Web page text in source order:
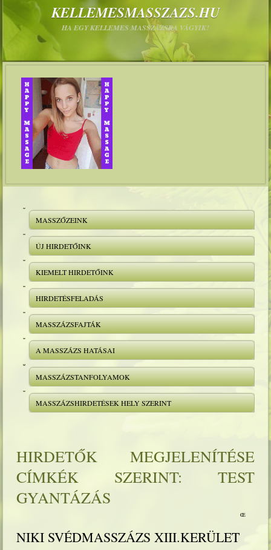
KELLEMESMASSZAZS.HU
HA EGY KELLEMES MASSZÁZSRA VÁGYIK!
MASSZŐZEINK
ÚJ HIRDETŐINK
KIEMELT HIRDETŐINK
HIRDETÉSFELADÁS
MASSZÁZSFAJTÁK
A MASSZÁZS HATÁSAI
MASSZÁZSTANFOLYAMOK
MASSZÁZSHIRDETÉSEK HELY SZERINT
HIRDETŐK MEGJELENÍTÉSE
CÍMKÉK SZERINT: TEST
GYANTÁZÁS
NIKI SVÉDMASSZÁZS XIII.KERÜLET